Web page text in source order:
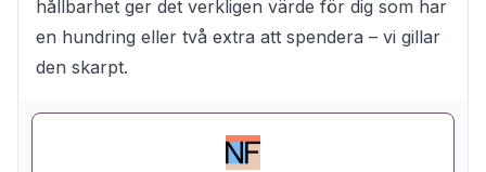
hållbarhet ger det verkligen värde för dig som har
en hundring eller två extra att spendera – vi gillar
den skarpt.